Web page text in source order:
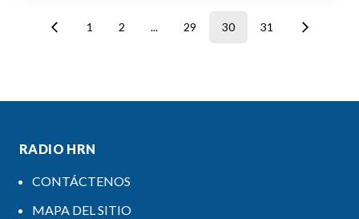
1 2 ... 29 30 31
RADIO HRN
CONTÁCTENOS
MAPA DEL SITIO